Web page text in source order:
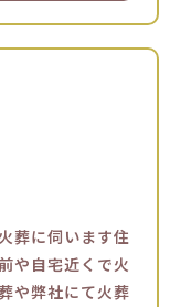
葬に伺います住
や自宅近くで火
や弊社にて火葬